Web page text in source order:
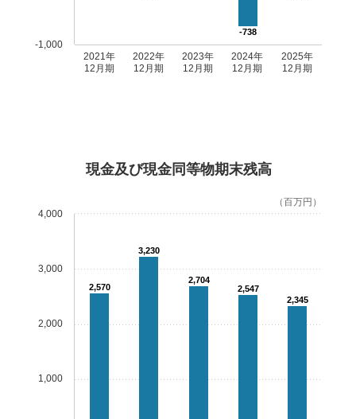
2021年
12月期
2022年
12月期
2023年
12月期
2024年
12月期
2025年
12月期
-1,000
-738
現金及び現金同等物期末残高
1,000
2,000
3,000
4,000
（百万円）
2,570
3,230
2,704
2,547
2,345